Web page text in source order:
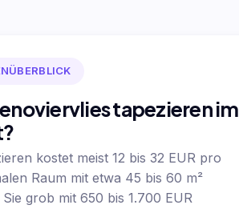
tapezieren im
kostet meist 12 bis 32 EUR pro
Raum mit etwa 45 bis 60 m²
grob mit 650 bis 1.700 EUR